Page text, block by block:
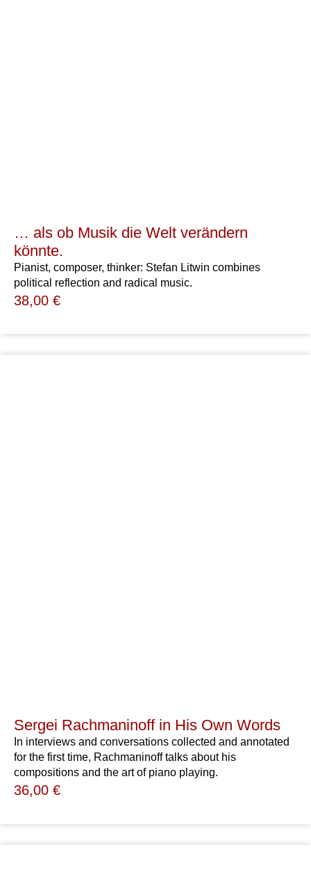
… als ob Musik die Welt verändern
könnte.
Pianist, composer, thinker: Stefan Litwin combines
political reflection and radical music.
38,00 €
Sergei Rachmaninoff in His Own Words
In interviews and conversations collected and annotated
for the first time, Rachmaninoff talks about his
compositions and the art of piano playing.
36,00 €